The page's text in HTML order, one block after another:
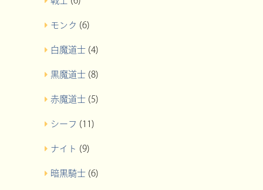
モンク (6)
白魔道士 (4)
黒魔道士 (8)
赤魔道士 (5)
シーフ (11)
ナイト (9)
暗黒騎士 (6)